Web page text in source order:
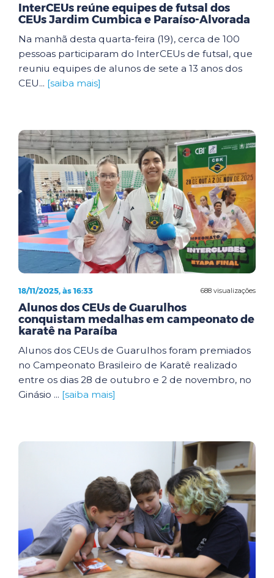
InterCEUs reúne equipes de futsal dos
CEUs Jardim Cumbica e Paraíso-Alvorada
Na manhã desta quarta-feira (19), cerca de 100
pessoas participaram do InterCEUs de futsal, que
reuniu equipes de alunos de sete a 13 anos dos
CEU... [saiba mais]
688 visualizações
18/11/2025, às 16:33
Alunos dos CEUs de Guarulhos
conquistam medalhas em campeonato de
karatê na Paraíba
Alunos dos CEUs de Guarulhos foram premiados
no Campeonato Brasileiro de Karatê realizado
entre os dias 28 de outubro e 2 de novembro, no
Ginásio ... [saiba mais]